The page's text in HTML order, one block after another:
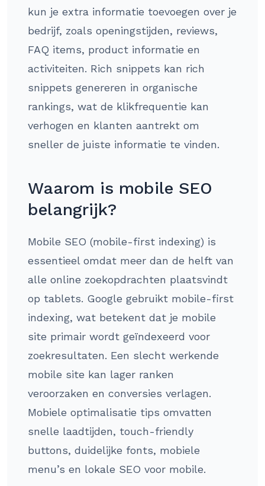
kun je extra informatie toevoegen over je
bedrijf, zoals openingstijden, reviews,
FAQ items, product informatie en
activiteiten. Rich snippets kan rich
snippets genereren in organische
rankings, wat de klikfrequentie kan
verhogen en klanten aantrekt om
sneller de juiste informatie te vinden.
Waarom is mobile SEO
belangrijk?
Mobile SEO (mobile-first indexing) is
essentieel omdat meer dan de helft van
alle online zoekopdrachten plaatsvindt
op tablets. Google gebruikt mobile-first
indexing, wat betekent dat je mobile
site primair wordt geïndexeerd voor
zoekresultaten. Een slecht werkende
mobile site kan lager ranken
veroorzaken en conversies verlagen.
Mobiele optimalisatie tips omvatten
snelle laadtijden, touch-friendly
buttons, duidelijke fonts, mobiele
menu’s en lokale SEO voor mobile.